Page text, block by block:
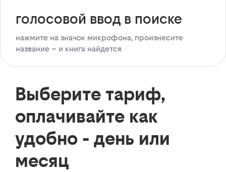
голосовой ввод в поиске
нажмите на значок микрофона, произнесите
название – и книга найдется
Выберите тариф,
оплачивайте как
удобно - день или
месяц